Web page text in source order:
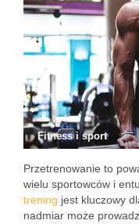
Fitness i sport
Przetrenowanie to
wielu sportowców i
trening jest kluczowy
nadmiar może